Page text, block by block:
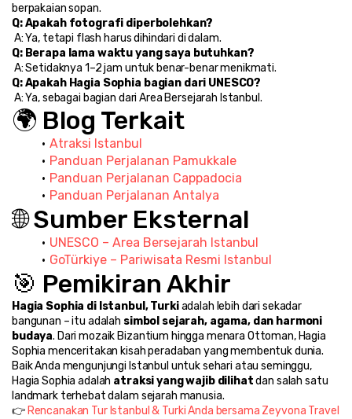
berpakaian sopan.
Q: Apakah fotografi diperbolehkan?
A: Ya, tetapi flash harus dihindari di dalam.
Q: Berapa lama waktu yang saya butuhkan?
A: Setidaknya 1–2 jam untuk benar-benar menikmati.
Q: Apakah Hagia Sophia bagian dari UNESCO?
A: Ya, sebagai bagian dari Area Bersejarah Istanbul.
🌍 Blog Terkait
Atraksi Istanbul
Panduan Perjalanan Pamukkale
Panduan Perjalanan Cappadocia
Panduan Perjalanan Antalya
🌐 Sumber Eksternal
UNESCO – Area Bersejarah Istanbul
GoTürkiye – Pariwisata Resmi Istanbul
🎯 Pemikiran Akhir
Hagia Sophia di Istanbul, Turki adalah lebih dari sekadar
bangunan – itu adalah simbol sejarah, agama, dan harmoni
budaya. Dari mozaik Bizantium hingga menara Ottoman, Hagia
Sophia menceritakan kisah peradaban yang membentuk dunia.
Baik Anda mengunjungi Istanbul untuk sehari atau seminggu,
Hagia Sophia adalah atraksi yang wajib dilihat dan salah satu
landmark terhebat dalam sejarah manusia.
👉 Rencanakan Tur Istanbul & Turki Anda bersama Zeyvona Travel